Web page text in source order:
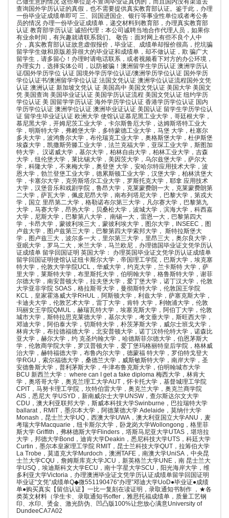
己做生意的情况 这些单位是不查询毕业证真伪的，而且国内没有渠道去
查询国外学历认证的真假，也不需要提供真实教育部认证。鉴于此，办理
一份毕业证成绩单即可 三、回国进国企、银行等事业性单位或者考公务
员的情况 办理一份毕业证成绩单，递交材料到教育部，办理真实教育部
认证 教育部学历认证 诚招代理：本公司诚聘当地合作代理人员，如果你
有业余时间，有兴趣就请联系我们。 敬告：面对网上有些不良个人中
介，真实教育部认证故意虚假报价，毕业证、成绩单却报价很高，挖坑骗
留学学生做和原版差异很大的毕业证和成绩单，却不做认证，欺 骗广大
留学生，请多留心！办理时请电话联系，或者视频看下对方的办公环境，
办理实力，选择实体公司，以防被骗！澳洲留学生学历认证 澳洲学历认
证/国外学历学位 认证 国境外学历学位认证/澳洲学历学位认证 国外学历
学位认证书/澳洲留学学位认证 法国文凭认证 澳洲学位认证流程国外文凭
认证 澳洲认证 新加坡文凭认 证 美国高中 美国文凭认证 美国大学 美国文
凭 美国查询 美国毕业证认证 美国学历认证流程 美国文凭认证 纽约学历
学位认证 美 国留学学历认证 海外学历学位认证 香港学历学位认证 国内
学历学位认证 澳洲学位认证 澳洲毕业证认证 美国认证 留学生学历学位认
证 留学生毕业证认证 欧洲大学 使馆认证慕尼黑工业大学，哥廷根大学，
慕尼黑大学，开姆尼茨工业大学，卡尔斯鲁厄大学，达姆斯塔特工业大
学，明斯特大学，弗赖堡大学，多特蒙德工业大学，马堡 大学，杜塞尔
多夫大学，波鸿鲁尔大学，布伦瑞克工业大学，奥格斯堡大学，杜伊斯堡
埃森大学，凯撒斯劳滕工业大学，法兰克福大学，亚琛工业大学，斯图加
特大学， 汉诺威大学，基尔大学，柏林自由大学，柏林工业大学，吉森
大学，纽伦堡大学，莱比锡大学，美因茨大学，乌尔兹堡大学，萨尔大
学，科隆大学，不来梅大学，奥登堡 大学，安哈尔特应用技术大学，波
恩大学，勃兰登堡工业大学，德累斯顿工业大学，汉堡大学，柏林洪堡大
学，卡塞尔大学，克劳斯塔尔工业大学，罗斯托克大学，耶拿 应用技术
大学，汉堡音乐和戏剧学院，鲁昂大学，克莱蒙费朗一大，克莱蒙费朗第
二大学，萨瓦大学，佩皮尼昂大学，南布列塔尼大学，巴黎大学，第戎大
学，国立 里昂第二大学，格勒诺布尔第三大学，凡尔赛大学，巴黎第九
大学，马赛大学，昂热大学，贝桑松大学，波城大学，滨海大学，科西嘉
大学，尼斯大学，巴黎第八大学， 南锡一大，雷恩一大，巴黎第四大
学，卡昂大学，蒙彼利埃三大，蒙彼利埃大学，图尔大学，INSEEC，图
卢兹大学，图卢兹第三大学，巴黎第四大学索邦大学， 斯特拉斯堡大
学，图卢兹三大，波尔多一大，里尔第三大学，里昂三大，奥尔良大学，
亚眠大学，罗马二大，米兰大学，马兰欧尼，办理德国毕业证文凭学历认
证成绩单 留学回国证明 英国大学： 办理英国毕业证文凭学历认证成绩单
留学回国证明使馆认证纽卡斯尔大学，帝国理工学院，巴斯大学，埃克塞
特大学，伦敦大学学院UCL，华威大学，约克大学，兰卡斯特 大学，萨
里大学，莱斯特大学，布里斯托大学，伯明翰大学，格鲁斯特大学，谢菲
尔德大学，南安普顿大学，拉夫堡大学，爱丁堡大学，诺丁汉大学，伦敦
大学亚非学院 SOAS，格拉斯哥大学，曼彻斯特大学，伦敦国王学院
KCL，皇家霍洛威大学RHUL，阿斯顿大学，利兹大学，萨塞克斯大学，
卡迪夫大学，伦敦艺术大学，雷丁大学，肯特 大学，利物浦大学，伦敦
玛丽女王学院QMUL，赫瑞瓦特大学，埃塞克斯大学，阿伯丁大学，伦敦
城市大学，斯特拉思克莱德大学，基尔大学，考文垂大学，斯旺西大学，
邓迪大学，阿伯泰大学，切斯特大学，朴茨茅斯大学，威尔士班戈大学，
林肯大学，布拉德福德大学，北安普顿大学，诺丁汉特伦特大学，诺森比
亚大学，赫尔大学，约 克圣约翰大学，哈德斯菲尔德大学，伯恩茅斯大
学，伦敦商学院大学，罗汉普顿大学，爱丁堡玛格丽特皇后学院，格林威
治大学，赫特福德大学，布鲁内尔大学，德蒙福 特大学，罗伯特戈登大
学RGU，索尔福德大学，桑德兰大学，威斯敏斯特大学，南岸大学，圣
安德鲁斯大学，普利茅斯大学，牛津布鲁克斯大学，伯明翰城市大学
BCU 新西兰大学： where can I get a fake diploma 梅西大学，林肯大
学，奥塔哥大学，奥克兰理工大学AUT，怀卡托大学，基督城理工学院
CPIT，马努卡理工学院，坎特伯雷大学，奥克兰大学，奥克兰商学院
AIS，悉尼大 学USYD，新南威尔士大学UNSW，查尔斯达尔文大学
CDU，澳大利亚联邦大学，斯威本科技大学Swinburne，巴拉瑞特大学
ballarat，RMIT，墨尔本大学，阿德莱德大学 Adelaide，莫纳什大学
Monash，昆士兰大学UQ，西澳大学UWA，澳大利亚国立大学ANU，麦
考瑞大学Macquarie，纽卡斯尔大学，卧龙岗大学Wollongong，格里菲
斯大学 Griffith，弗林德斯大学Flinders，塔斯马尼亚大学UTAS，堪培拉
大学，邦德大学Bond，迪肯大学Deakin，悉尼科技大学UTS，科廷大学
Curtin，墨尔本皇家理工学院 RMIT，昆士兰科技大学QUT，拉筹伯大学
La Trobe，莫道克大学Murdoch，澳洲TAFE，南澳大学UniSA，中央昆
士兰大学CQU，詹姆斯库克大学JCU，新英格兰大学UNE，南 昆士兰大
学USQ，埃迪斯科文大学ECU，南十字星大学SCU，阳光海岸大学，维
多利亚大学Victoria，办理澳洲毕业证文凭学历认证成绩单留学回国证明
毕业证“文凭”成绩单Q◆微551190476“办理”邓迪大学UoD●毕业证●成绩
单●购买真实【留信认证】一比一复刻在读证明，录取通知书制作 ，★各
类英文材料（学生卡、录取通知书offer，雅思托福成绩单，质量工艺钢
印、水印、烫金、激光防伪、凹凸版100%让您放心满意University of
DundeeCA7A02